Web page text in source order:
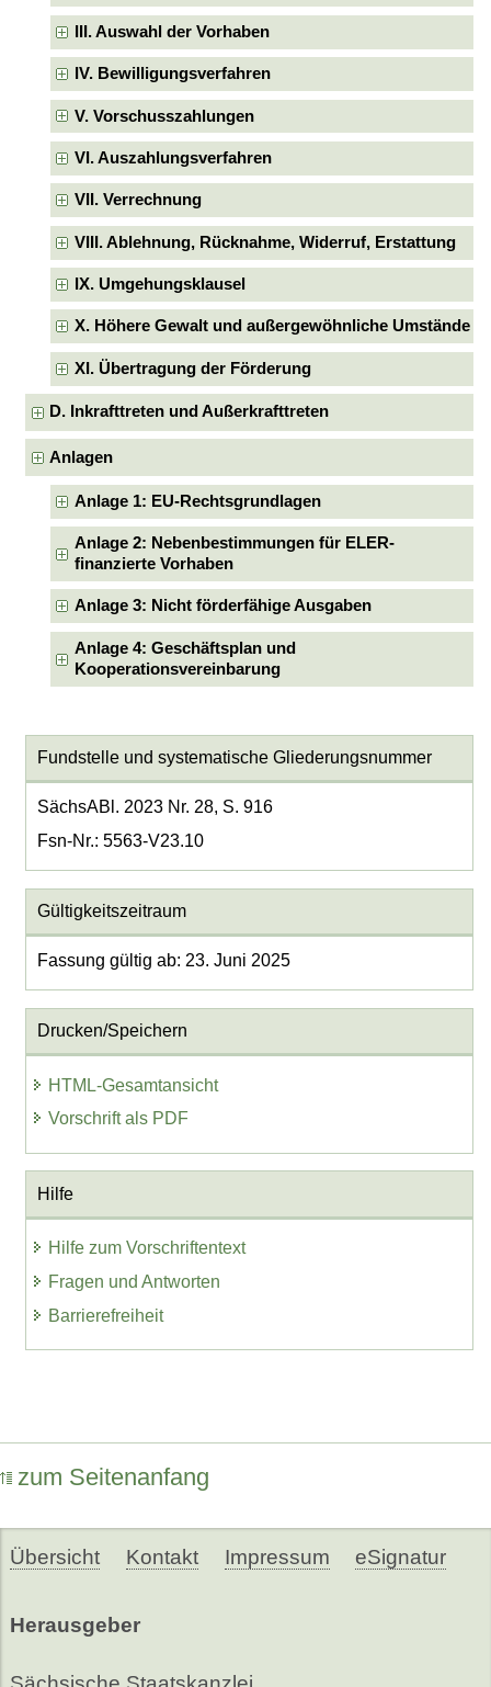
III. Auswahl der Vorhaben
IV. Bewilligungsverfahren
V. Vorschusszahlungen
VI. Auszahlungsverfahren
VII. Verrechnung
VIII. Ablehnung, Rücknahme, Widerruf, Erstattung
IX. Umgehungsklausel
X. Höhere Gewalt und außergewöhnliche Umstände
XI. Übertragung der Förderung
D. Inkrafttreten und Außerkrafttreten
Anlagen
Anlage 1: EU-Rechtsgrundlagen
Anlage 2: Nebenbestimmungen für ELER-
finanzierte Vorhaben
Anlage 3: Nicht förderfähige Ausgaben
Anlage 4: Geschäftsplan und
Kooperationsvereinbarung
Fundstelle und systematische Gliederungsnummer
SächsABl. 2023 Nr. 28, S. 916
Fsn-Nr.: 5563-V23.10
Gültigkeitszeitraum
Fassung gültig ab: 23. Juni 2025
Drucken/Speichern
HTML-Gesamtansicht
Vorschrift als PDF
Hilfe
Hilfe zum Vorschriftentext
Fragen und Antworten
Barrierefreiheit
zum Seitenanfang
Übersicht Kontakt Impressum eSignatur
Herausgeber